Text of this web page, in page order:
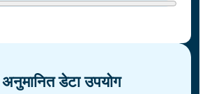
डेटा उपयोग